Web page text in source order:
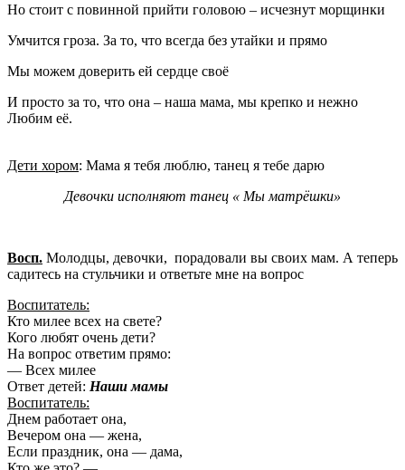
Но стоит с повинной прийти головою – исчезнут морщинки
Умчится гроза. За то, что всегда без утайки и прямо
Мы можем доверить ей сердце своё
И просто за то, что она – наша мама, мы крепко и нежно
Любим её.
Дети хором: Мама я тебя люблю, танец я тебе дарю
Девочки исполняют танец « Мы матрёшки»
Восп. Молодцы, девочки, порадовали вы своих мам. А теперь
садитесь на стульчики и ответьте мне на вопрос
Воспитатель:
Кто милее всех на свете?
Кого любят очень дети?
На вопрос ответим прямо:
— Всех милее
Ответ детей: Наши мамы
Воспитатель:
Днем работает она,
Вечером она — жена,
Если праздник, она — дама,